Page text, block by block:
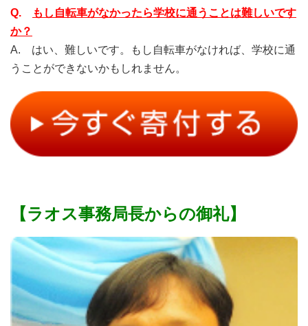
Q.
もし自転車がなかったら学校に通うことは難しいです
か？
A. はい、難しいです。もし自転車がなければ、学校に通
うことができないかもしれません。
【ラオス事務局長からの御礼】